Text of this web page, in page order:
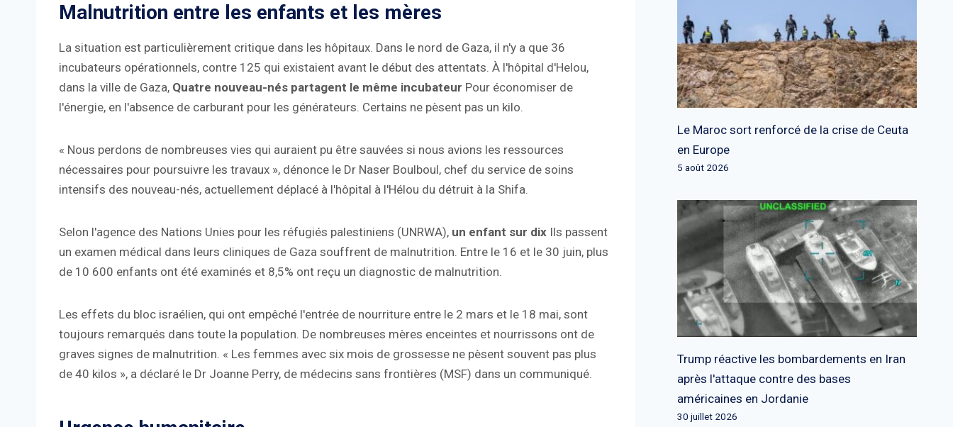
Malnutrition entre les enfants et les mères
La situation est particulièrement critique dans les hôpitaux. Dans le nord de Gaza, il n'y a que 36
incubateurs opérationnels, contre 125 qui existaient avant le début des attentats. À l'hôpital d'Helou,
dans la ville de Gaza, Quatre nouveau-nés partagent le même incubateur Pour économiser de
l'énergie, en l'absence de carburant pour les générateurs. Certains ne pèsent pas un kilo.
« Nous perdons de nombreuses vies qui auraient pu être sauvées si nous avions les ressources
nécessaires pour poursuivre les travaux », dénonce le Dr Naser Boulboul, chef du service de soins
intensifs des nouveau-nés, actuellement déplacé à l'hôpital à l'Hélou du détruit à la Shifa.
Selon l'agence des Nations Unies pour les réfugiés palestiniens (UNRWA), un enfant sur dix Ils passent
un examen médical dans leurs cliniques de Gaza souffrent de malnutrition. Entre le 16 et le 30 juin, plus
de 10 600 enfants ont été examinés et 8,5% ont reçu un diagnostic de malnutrition.
Les effets du bloc israélien, qui ont empêché l'entrée de nourriture entre le 2 mars et le 18 mai, sont
toujours remarqués dans toute la population. De nombreuses mères enceintes et nourrissons ont de
graves signes de malnutrition. « Les femmes avec six mois de grossesse ne pèsent souvent pas plus
de 40 kilos », a déclaré le Dr Joanne Perry, de médecins sans frontières (MSF) dans un communiqué.
Le Maroc sort renforcé de la crise de Ceuta
en Europe
5 août 2026
Trump réactive les bombardements en Iran
après l'attaque contre des bases
américaines en Jordanie
30 juillet 2026